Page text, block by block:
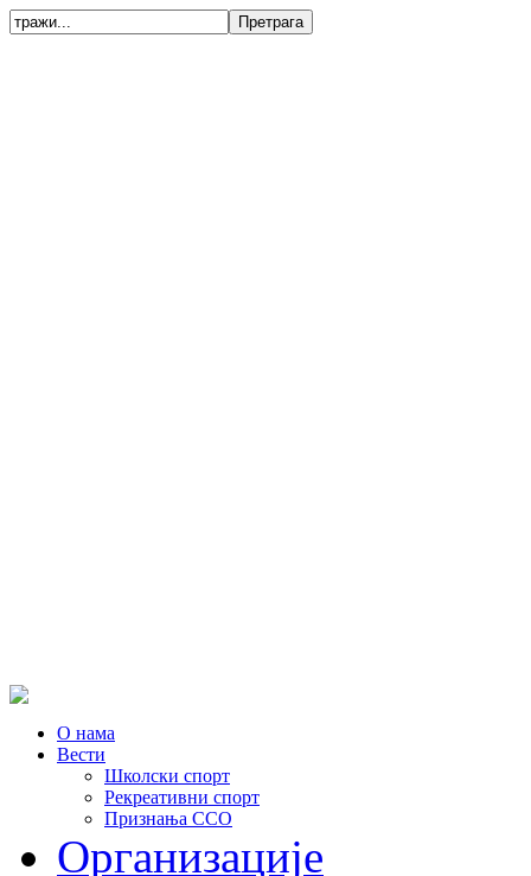
О нама
Вести
Школски спорт
Рекреативни спорт
Признања ССО
Oрганизације